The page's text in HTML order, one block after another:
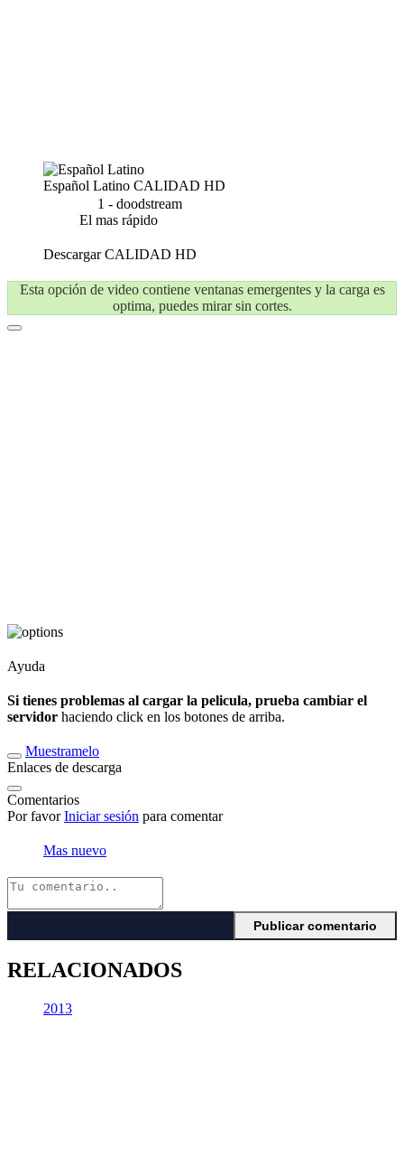
Español Latino CALIDAD HD
1 - doodstream
El mas rápido
DescargarCALIDAD HD
Esta opción de video contiene ventanas emergentes y la carga es
optima, puedes mirar sin cortes.
Ayuda
Si tienes problemas al cargar la pelicula, prueba cambiar el
servidor haciendo click en los botones de arriba.
Muestramelo
Enlaces de descarga
Comentarios
Por favorIniciar sesión para comentar
Mas nuevo
RELACIONADOS
2013